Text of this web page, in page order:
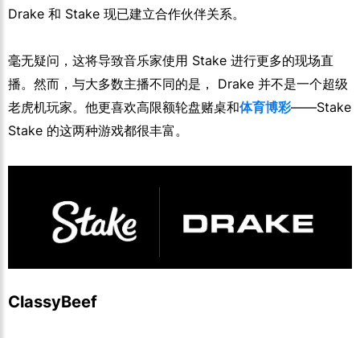
Drake 和 Stake 现已建立合作伙伴关系。
毫无疑问，这将导致音乐家使用 Stake 进行更多的现场直
播。然而，与大多数主播不同的是， Drake 并不是一个超级
老虎机玩家。他更喜欢高限额轮盘赌桌和体育博彩——Stake
Stake 的这两种游戏都很丰富。
ClassyBeef